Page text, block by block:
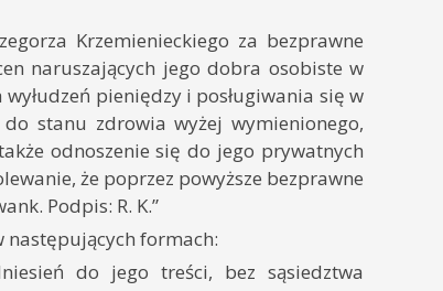
Krzemienieckiego za bezprawne
naruszających jego dobra osobiste w
pieniędzy i posługiwania się w
stanu zdrowia wyżej wymienionego,
odnoszenie się do jego prywatnych
że poprzez powyższe bezprawne
Podpis: R. K.”
następujących formach:
do jego treści, bez sąsiedztwa